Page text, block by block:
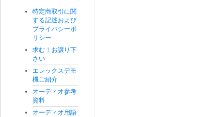
特定商取引に関
する記述および
プライバシーポ
リシー
求む！お譲り下
さい
エレックスデモ
機ご紹介
オーディオ参考
資料
オーディオ用語